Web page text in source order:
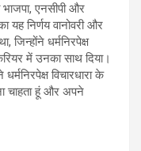
एनसीपी और
निर्णय वानोवरी और
जिन्होंने धर्मनिरपेक्ष
में उनका साथ दिया।
विचारधारा के
चाहता हूं और अपने